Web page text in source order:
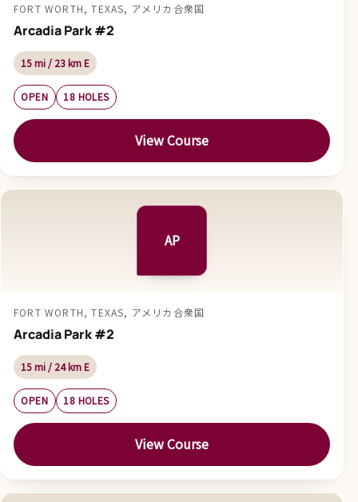
FORT WORTH, TEXAS, アメリカ合衆国
Arcadia Park #2
15 mi / 23 km E
OPEN 18 HOLES
View Course
AP
FORT WORTH, TEXAS, アメリカ合衆国
Arcadia Park #2
15 mi / 24 km E
OPEN 18 HOLES
View Course